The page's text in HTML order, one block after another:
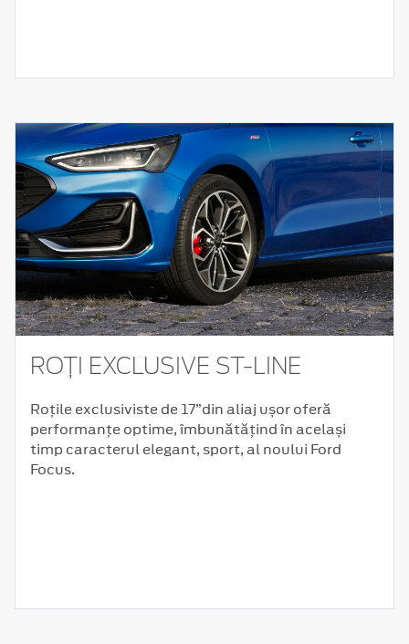
ROȚI EXCLUSIVE ST-LINE
Roțile exclusiviste de 17”din aliaj ușor oferă
performanțe optime, îmbunătățind în același
timp caracterul elegant, sport, al noului Ford
Focus.